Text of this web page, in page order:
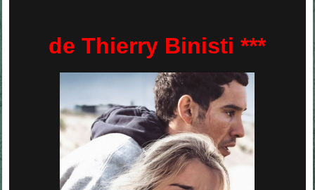
de Thierry Binisti ***